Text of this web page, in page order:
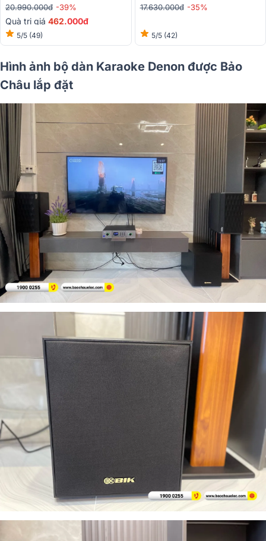
20.990.000đ -39%
Quà trị giá 462.000đ
5/5 (49)
17.630.000đ -35%
5/5 (42)
Hình ảnh bộ dàn Karaoke Denon được Bảo
Châu lắp đặt